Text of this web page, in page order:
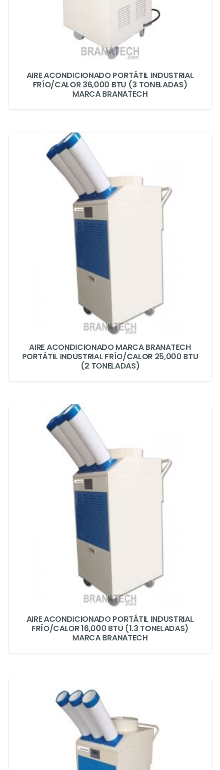
AIRE ACONDICIONADO PORTÁTIL INDUSTRIAL
FRÍO/CALOR 36,000 BTU (3 TONELADAS)
MARCA BRANATECH
AIRE ACONDICIONADO MARCA BRANATECH
PORTÁTIL INDUSTRIAL FRÍO/CALOR 25,000 BTU
(2 TONELADAS)
AIRE ACONDICIONADO PORTÁTIL INDUSTRIAL
FRÍO/CALOR 16,000 BTU (1.3 TONELADAS)
MARCA BRANATECH